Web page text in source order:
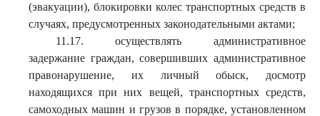
(эвакуации), блокировки колес транспортных средств в
случаях, предусмотренных законодательными актами;
11.17. осуществлять административное
задержание граждан, совершивших административное
правонарушение, их личный обыск, досмотр
находящихся при них вещей, транспортных средств,
самоходных машин и грузов в порядке, установленном